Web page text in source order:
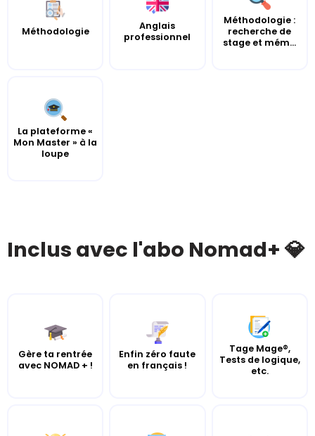
Méthodologie
Anglais
professionnel
Méthodologie :
recherche de
stage et mém...
La plateforme «
Mon Master » à la
loupe
Inclus avec l'abo Nomad+ 💎
Gère ta rentrée
avec NOMAD + !
Enfin zéro faute
en français !
Tage Mage®,
Tests de logique,
etc.